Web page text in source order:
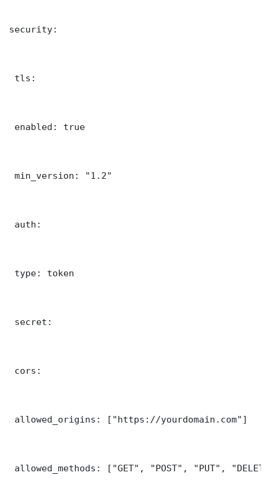
security:
tls:
enabled: true
min_version: "1.2"
auth:
type: token
secret:
cors:
allowed_origins: ["https://yourdomain.com"]
allowed_methods: ["GET", "POST", "PUT",